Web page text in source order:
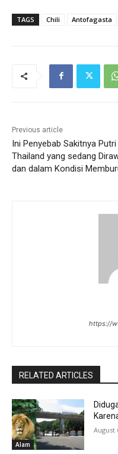
TAGS Chili Antofagasta
Previous article
Ini Penyebab Sakitnya Putri
Thailand yang sedang
dan dalam Kondisi
https://
RELATED ARTICLES
Alam
August